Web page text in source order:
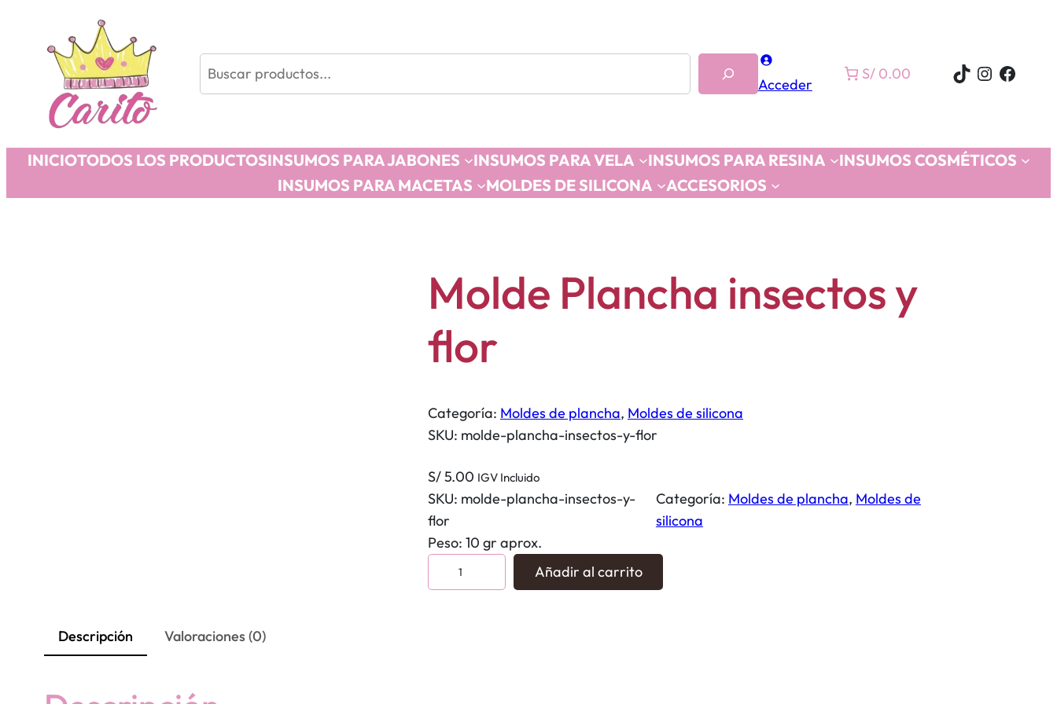
Acceder
S/ 0.00 TikTok
INICIOTODOS LOS PRODUCTOSINSUMOS PARA JABONES INSUMOS PARA VELA INSUMOS PARA RESINA
INSUMOS COSMÉTICOS
INSUMOS PARA MACETAS
MOLDES DE SILICONA ACCESORIOS
Molde Plancha insectos y
flor
Categoría: Moldes de plancha, Moldes de silicona
SKU: molde-plancha-insectos-y-flor
S/5.00 IGV Incluido
SKU: molde-plancha-insectos-y-
flor
Categoría: Moldes de plancha, Moldes de
silicona
Peso: 10 gr aprox.
o
Añadir al carrito
Descripción Valoraciones (0)